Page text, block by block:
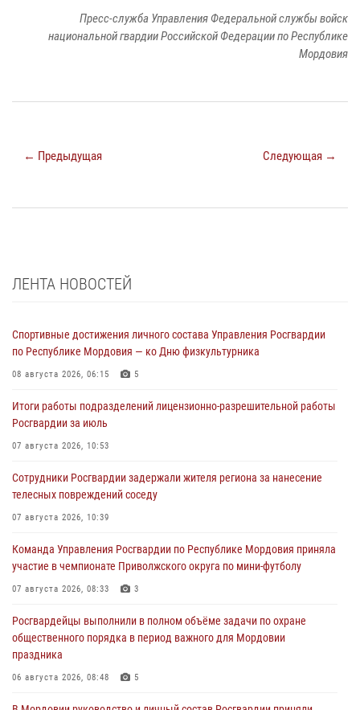
Пресс-служба Управления Федеральной службы войск
национальной гвардии Российской Федерации по Республике
Мордовия
← Предыдущая Следующая →
ЛЕНТА НОВОСТЕЙ
Спортивные достижения личного состава Управления Росгвардии
по Республике Мордовия — ко Дню физкультурника
08 августа 2026, 06:15 5
Итоги работы подразделений лицензионно-разрешительной работы
Росгвардии за июль
07 августа 2026, 10:53
Сотрудники Росгвардии задержали жителя региона за нанесение
телесных повреждений соседу
07 августа 2026, 10:39
Команда Управления Росгвардии по Республике Мордовия приняла
участие в чемпионате Приволжского округа по мини-футболу
07 августа 2026, 08:33 3
Росгвардейцы выполнили в полном объёме задачи по охране
общественного порядка в период важного для Мордовии
праздника
06 августа 2026, 08:48 5